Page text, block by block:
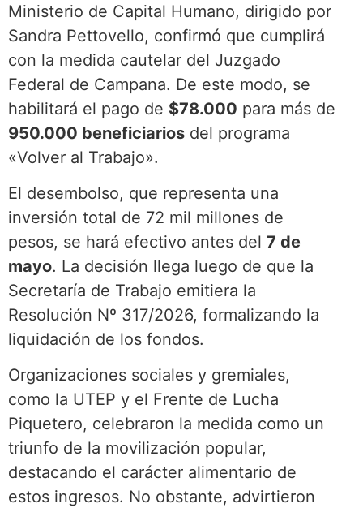
Ministerio de Capital Humano, dirigido por
Sandra Pettovello, confirmó que cumplirá
con la medida cautelar del Juzgado
Federal de Campana. De este modo, se
habilitará el pago de $78.000 para más de
950.000 beneficiarios del programa
«Volver al Trabajo».
El desembolso, que representa una
inversión total de 72 mil millones de
pesos, se hará efectivo antes del 7 de
mayo. La decisión llega luego de que la
Secretaría de Trabajo emitiera la
Resolución Nº 317/2026, formalizando la
liquidación de los fondos.
Organizaciones sociales y gremiales,
como la UTEP y el Frente de Lucha
Piquetero, celebraron la medida como un
triunfo de la movilización popular,
destacando el carácter alimentario de
estos ingresos. No obstante, advirtieron